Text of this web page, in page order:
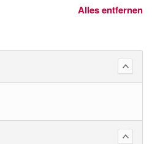
Alles entfernen